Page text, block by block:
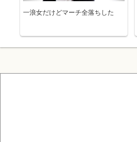
【完全版】高学歴を名乗っても恥